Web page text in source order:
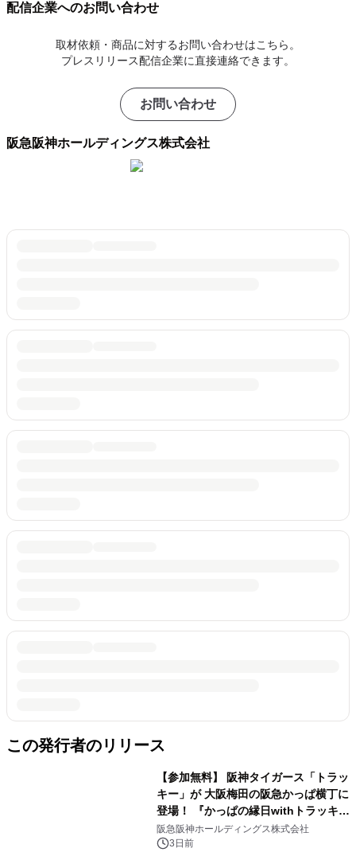
配信企業へのお問い合わせ
取材依頼・商品に対するお問い合わせはこちら。
プレスリリース配信企業に直接連絡できます。
お問い合わせ
阪急阪神ホールディングス株式会社
この発行者のリリース
【参加無料】 阪神タイガース「トラッ
キー」が 大阪梅田の阪急かっぱ横丁に
登場！ 『かっぱの縁日withトラッキ
ー』
阪急阪神ホールディングス株式会社
3日前